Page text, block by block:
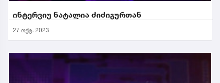
ინტერვიუ ნატალია ძიძიგურთან
27 ოქტ. 2023